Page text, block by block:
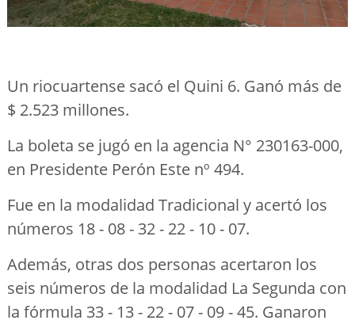
Un riocuartense sacó el Quini 6. Ganó más de
$ 2.523 millones.
La boleta se jugó en la agencia N° 230163-000,
en Presidente Perón Este nº 494.
Fue en la modalidad Tradicional y acertó los
números 18 - 08 - 32 - 22 - 10 - 07.
Además, otras dos personas acertaron los
seis números de la modalidad La Segunda con
la fórmula 33 - 13 - 22 - 07 - 09 - 45. Ganaron